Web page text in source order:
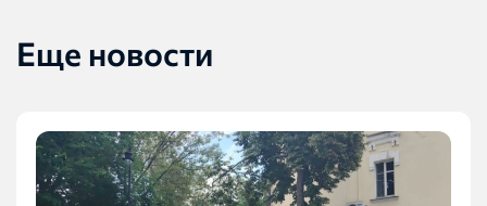
Еще новости